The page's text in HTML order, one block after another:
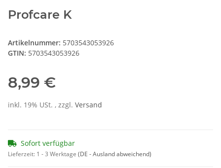
Profcare K
Artikelnummer: 5703543053926
GTIN: 5703543053926
8,99 €
inkl. 19% USt. , zzgl. Versand
Sofort verfügbar
Lieferzeit: 1 - 3 Werktage (DE - Ausland abweichend)